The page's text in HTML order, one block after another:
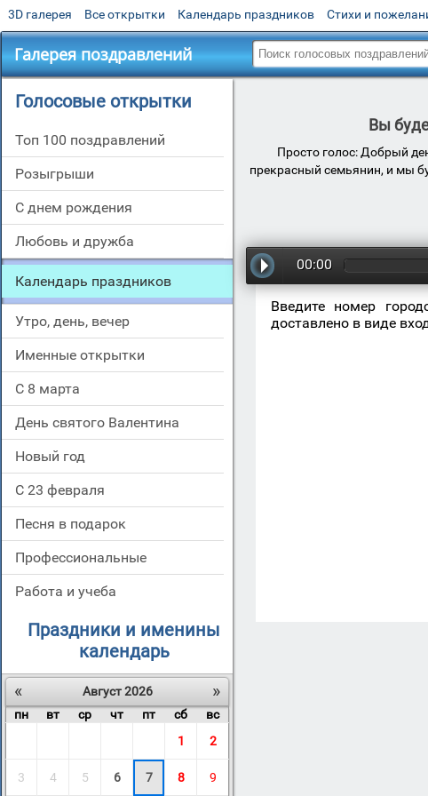
3D галерея Все открытки Календарь праздников Стихи и
Галерея поздравлений
Голосовые открытки
Топ 100 поздравлений
Розыгрыши
С днем рождения
Любовь и дружба
Календарь праздников
Утро, день, вечер
Именные открытки
С 8 марта
День святого Валентина
Новый год
С 23 февраля
Песня в подарок
Профессиональные
Работа и учеба
Праздники и именины
календарь
«
»
Август 2026
пн
вт ср чт пт сб
вс
1
2
3 4 5 6 7 8 9
Вы
Просто голос: Добрый
прекрасный семьянин, и мы
00:00
Введите номер
доставлено в виде